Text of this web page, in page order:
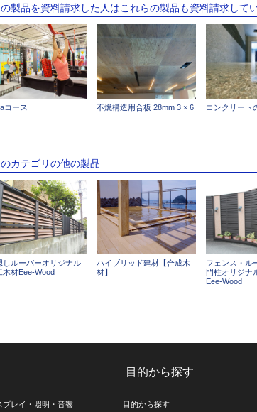
製品を資料請求した人はこれらの製品も資料請求して
コース 不燃構造用合板 28mm 3 × 6 コンクリート
カテゴリの他の製品
しルーバーオリジナル
木材Eee-Wood
ハイブリッド建材【合成木
材】
フェンス・ル
門柱オリジナ
Eee-Wood
プレイ・照明・音響
目的から探す
目的から探す